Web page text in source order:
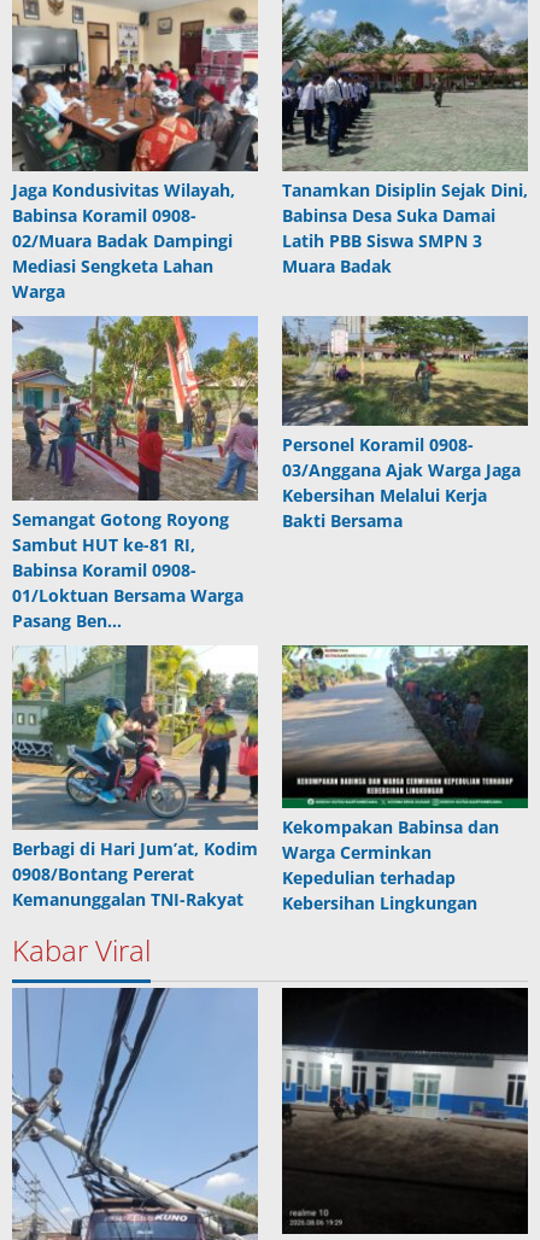
Jaga Kondusivitas Wilayah,
Babinsa Koramil 0908-
02/Muara Badak Dampingi
Mediasi Sengketa Lahan
Warga
Tanamkan Disiplin Sejak Dini,
Babinsa Desa Suka Damai
Latih PBB Siswa SMPN 3
Muara Badak
Semangat Gotong Royong
Sambut HUT ke-81 RI,
Babinsa Koramil 0908-
01/Loktuan Bersama Warga
Pasang Ben…
Personel Koramil 0908-
03/Anggana Ajak Warga Jaga
Kebersihan Melalui Kerja
Bakti Bersama
Berbagi di Hari Jum’at, Kodim
0908/Bontang Pererat
Kemanunggalan TNI-Rakyat
Kekompakan Babinsa dan
Warga Cerminkan
Kepedulian terhadap
Kebersihan Lingkungan
Kabar Viral